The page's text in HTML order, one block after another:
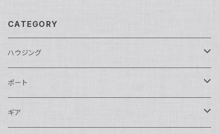
CATEGORY
ハウジング
Nikon用
Nauticam
Canon用
ポート
Nauticam
ギア